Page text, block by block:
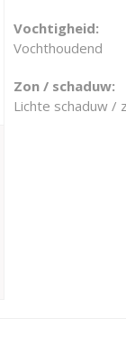
Vochtigheid:
Vochthoudend
Zon / schaduw:
Lichte schaduw /